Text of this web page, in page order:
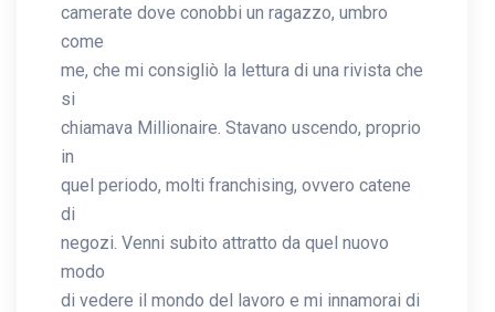
camerate dove conobbi un ragazzo, umbro
come
me, che mi consigliò la lettura di una rivista che
si
chiamava Millionaire. Stavano uscendo, proprio
in
quel periodo, molti franchising, ovvero catene
di
negozi. Venni subito attratto da quel nuovo
modo
di vedere il mondo del lavoro e mi innamorai di